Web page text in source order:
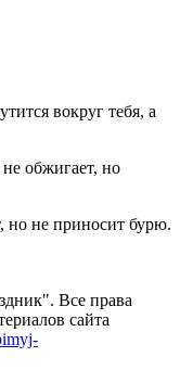
вокруг тебя, а
обжигает, но
но не приносит бурю.
Все права
сайта